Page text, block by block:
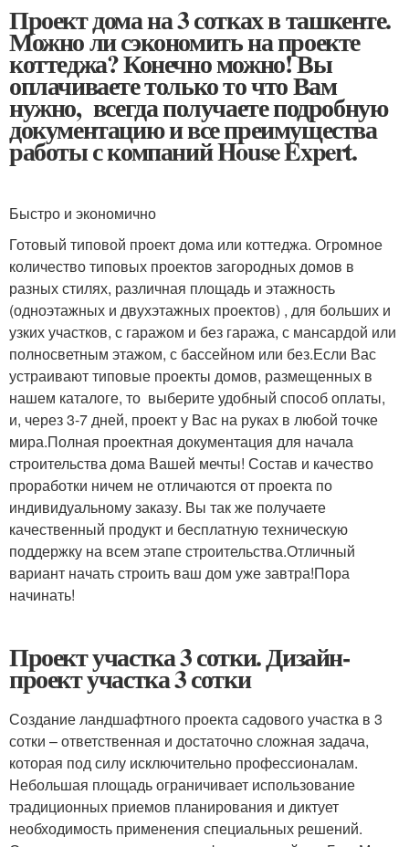
Проект дома на 3 сотках в ташкенте.
Можно ли сэкономить на проекте
коттеджа? Конечно можно! Вы
оплачиваете только то что Вам
нужно, всегда получаете подробную
документацию и все преимущества
работы с компаний House Expert.
Быстро и экономично
Готовый типовой проект дома или коттеджа. Огромное
количество типовых проектов загородных домов в
разных стилях, различная площадь и этажность
(одноэтажных и двухэтажных проектов) , для больших и
узких участков, с гаражом и без гаража, с мансардой или
полносветным этажом, с бассейном или без.Если Вас
устраивают типовые проекты домов, размещенных в
нашем каталоге, то выберите удобный способ оплаты,
и, через 3-7 дней, проект у Вас на руках в любой точке
мира.Полная проектная документация для начала
строительства дома Вашей мечты! Состав и качество
проработки ничем не отличаются от проекта по
индивидуальному заказу. Вы так же получаете
качественный продукт и бесплатную техническую
поддержку на всем этапе строительства.Отличный
вариант начать строить ваш дом уже завтра!Пора
начинать!
Проект участка 3 сотки. Дизайн-
проект участка 3 сотки
Создание ландшафтного проекта садового участка в 3
сотки – ответственная и достаточно сложная задача,
которая под силу исключительно профессионалам.
Небольшая площадь ограничивает использование
традиционных приемов планирования и диктует
необходимость применения специальных решений.